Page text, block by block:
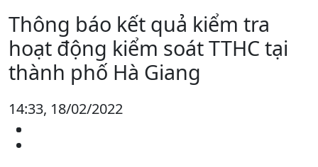
Thông báo kết quả kiểm tra
hoạt động kiểm soát TTHC tại
thành phố Hà Giang
14:33, 18/02/2022